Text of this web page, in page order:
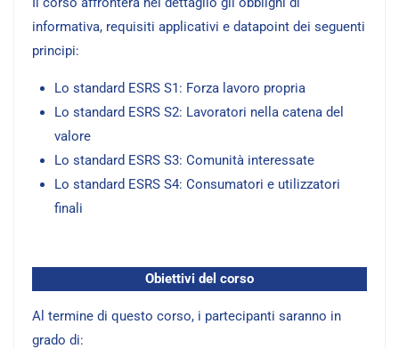
informativa, requisiti applicativi e datapoint dei seguenti
principi:
Lo standard ESRS S1: Forza lavoro propria
Lo standard ESRS S2: Lavoratori nella catena del
valore
Lo standard ESRS S3: Comunità interessate
Lo standard ESRS S4: Consumatori e utilizzatori
finali
Obiettivi del corso
Al termine di questo corso, i partecipanti saranno in
grado di: